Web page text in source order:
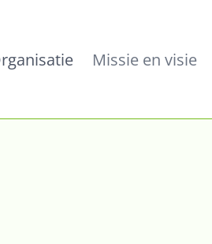
Missie en visie